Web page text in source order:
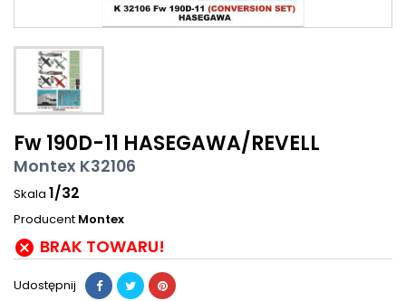
Fw 190D-11 HASEGAWA/REVELL
Montex K32106
Skala 1/32
Producent Montex
 BRAK TOWARU!
Udostępnij